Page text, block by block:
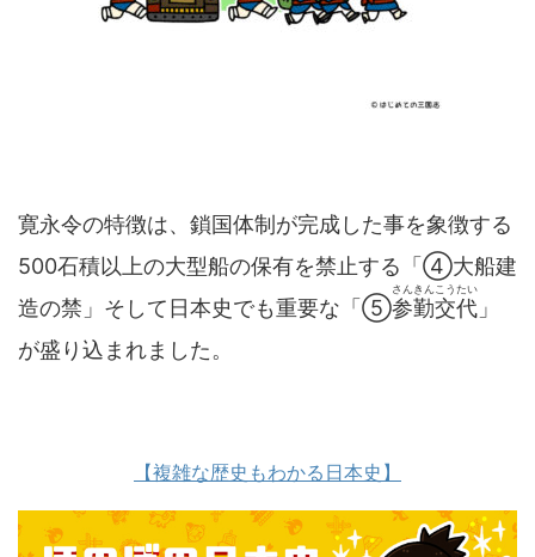
寛永令の特徴は、鎖国体制が完成した事を象徴する
500石積以上の大型船の保有を禁止する「④大船建
造の禁」そして日本史でも重要な「⑤参勤交代
さんきんこうたい
」
が盛り込まれました。
【複雑な歴史もわかる日本史】